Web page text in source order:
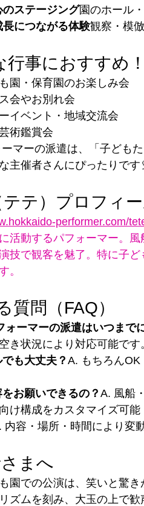
ステージング園のホール
につながる体験観察・模
行事におすすめ
園・保育園のお楽しみ会
会やお別れ会
イベント・地域交流会
術鑑賞会
マーの派遣は、「子ども
主催者さんにぴったりです
テテ）プロフィ
performer.com/
活動するパフォーマー。
技で観客を魅了。特に子
。
質問（FAQ）
ォーマーの派遣はいつまで
き状況により対応可能です
も大丈夫？A. もちろん
お願いできるの？ A. 風船
け構成をカスタマイズ可能
内容・場所・時間により変
まへ
園での公演は、笑いと驚
ズムを刻み、大玉の上で